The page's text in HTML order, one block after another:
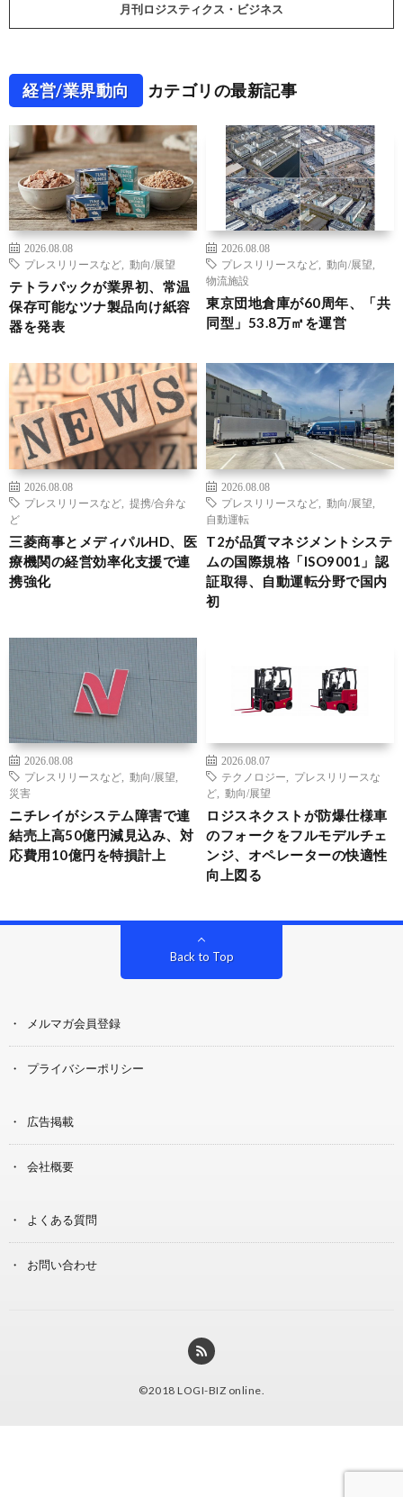
月刊ロジスティクス・ビジネス
経営/業界動向 カテゴリの最新記事
2026.08.08
プレスリリースなど
動向/展望
テトラパックが業界初、常温
保存可能なツナ製品向け紙容
器を発表
2026.08.08
プレスリリースなど
動向/展望
物流施設
東京団地倉庫が60周年、「共
同型」53.8万㎡を運営
2026.08.08
プレスリリースなど
提携/合弁な
ど
三菱商事とメディパルHD、医
療機関の経営効率化支援で連
携強化
2026.08.08
プレスリリースなど
動向/展望
自動運転
T2が品質マネジメントシステ
ムの国際規格「ISO9001」認
証取得、自動運転分野で国内
初
2026.08.08
プレスリリースなど
動向/展望
災害
ニチレイがシステム障害で連
結売上高50億円減見込み、対
応費用10億円を特損計上
2026.08.07
テクノロジー
プレスリリースな
ど
動向/展望
ロジスネクストが防爆仕様車
のフォークをフルモデルチェ
ンジ、オペレーターの快適性
向上図る
Back to Top
メルマガ会員登録
プライバシーポリシー
広告掲載
会社概要
よくある質問
お問い合わせ
©2018 LOGI-BIZ online.